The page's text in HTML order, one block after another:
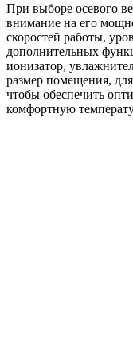
При выборе осевого
внимание на его
скоростей работы,
дополнительных
ионизатор,
размер помещения,
чтобы обеспечить
комфортную